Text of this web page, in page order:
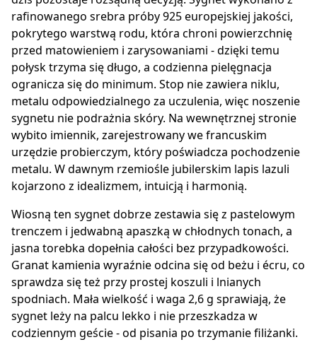
rafinowanego srebra próby 925 europejskiej jakości,
pokrytego warstwą rodu, która chroni powierzchnię
przed matowieniem i zarysowaniami - dzięki temu
połysk trzyma się długo, a codzienna pielęgnacja
ogranicza się do minimum. Stop nie zawiera niklu,
metalu odpowiedzialnego za uczulenia, więc noszenie
sygnetu nie podrażnia skóry. Na wewnętrznej stronie
wybito imiennik, zarejestrowany we francuskim
urzędzie probierczym, który poświadcza pochodzenie
metalu. W dawnym rzemiośle jubilerskim lapis lazuli
kojarzono z idealizmem, intuicją i harmonią.
Wiosną ten sygnet dobrze zestawia się z pastelowym
trenczem i jedwabną apaszką w chłodnych tonach, a
jasna torebka dopełnia całości bez przypadkowości.
Granat kamienia wyraźnie odcina się od beżu i écru, co
sprawdza się też przy prostej koszuli i lnianych
spodniach. Mała wielkość i waga 2,6 g sprawiają, że
sygnet leży na palcu lekko i nie przeszkadza w
codziennym geście - od pisania po trzymanie filiżanki.